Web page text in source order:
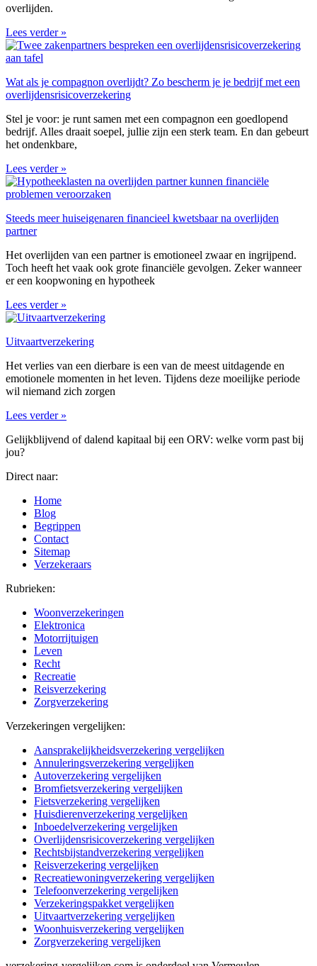
overlijden.
Lees verder »
Wat als je compagnon overlijdt? Zo bescherm je je bedrijf met een
overlijdensrisicoverzekering
Stel je voor: je runt samen met een compagnon een goedlopend
bedrijf. Alles draait soepel, jullie zijn een sterk team. En dan gebeurt
het ondenkbare,
Lees verder »
Steeds meer huiseigenaren financieel kwetsbaar na overlijden
partner
Het overlijden van een partner is emotioneel zwaar en ingrijpend.
Toch heeft het vaak ook grote financiële gevolgen. Zeker wanneer
er een koopwoning en hypotheek
Lees verder »
Uitvaartverzekering
Het verlies van een dierbare is een van de meest uitdagende en
emotionele momenten in het leven. Tijdens deze moeilijke periode
wil niemand zich zorgen
Lees verder »
Gelijkblijvend of dalend kapitaal bij een ORV: welke vorm past bij
jou?
Direct naar:
Home
Blog
Begrippen
Contact
Sitemap
Verzekeraars
Rubrieken:
Woonverzekeringen
Elektronica
Motorrijtuigen
Leven
Recht
Recreatie
Reisverzekering
Zorgverzekering
Verzekeringen vergelijken:
Aansprakelijkheidsverzekering vergelijken
Annuleringsverzekering vergelijken
Autoverzekering vergelijken
Bromfietsverzekering vergelijken
Fietsverzekering vergelijken
Huisdierenverzekering vergelijken
Inboedelverzekering vergelijken
Overlijdensrisicoverzekering vergelijken
Rechtsbijstandverzekering vergelijken
Reisverzekering vergelijken
Recreatiewoningverzekering vergelijken
Telefoonverzekering vergelijken
Verzekeringspakket vergelijken
Uitvaartverzekering vergelijken
Woonhuisverzekering vergelijken
Zorgverzekering vergelijken